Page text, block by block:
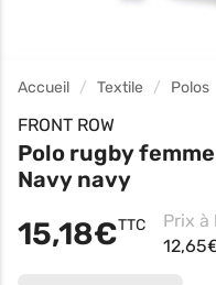
Accueil Textile Polos
FRONT ROW
Polo rugby
Navy navy
15,18€TTC